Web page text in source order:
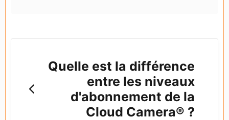
Quelle est la différence
entre les niveaux
d'abonnement de la
Cloud Camera® ?